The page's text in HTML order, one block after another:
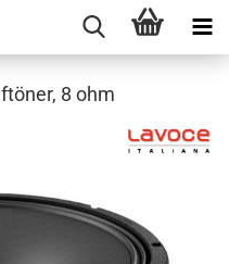
8 ohm